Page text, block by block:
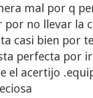
mal por q
por no llevar la
casi bien por
perfecta por
el acertijo